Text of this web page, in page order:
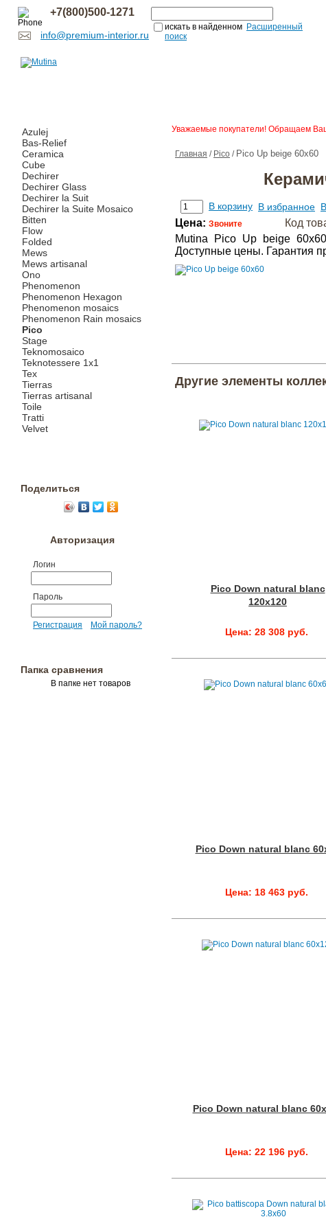
+7(800)500-1271
info@premium-interior.ru
искать в найденном Расширенный
поиск
Azulej
Bas-Relief
Ceramica
Cube
Dechirer
Dechirer Glass
Dechirer la Suit
Dechirer la Suite Mosaico
Bitten
Flow
Folded
Mews
Mews artisanal
Ono
Phenomenon
Phenomenon Hexagon
Phenomenon mosaics
Phenomenon Rain mosaics
Pico
Stage
Teknomosaico
Teknotessere 1x1
Tex
Tierras
Tierras artisanal
Toile
Tratti
Velvet
Поделиться
Авторизация
Логин
Пароль
Регистрация Мой пароль?
Папка сравнения
В папке нет товаров
Уважаемые покупатели! Обращаем
Главная / Pico / Pico Up beige 60x60
В корзину В избранное
Цена: Звоните Код
Mutina Pico Up beige
Доступные цены. Гарантия
Другие элементы
Pico Down natural blanc
120x120
Цена: 28 308 руб.
Pico Down natural blanc
Цена: 18 463 руб.
Pico Down natural blanc
Цена: 22 196 руб.